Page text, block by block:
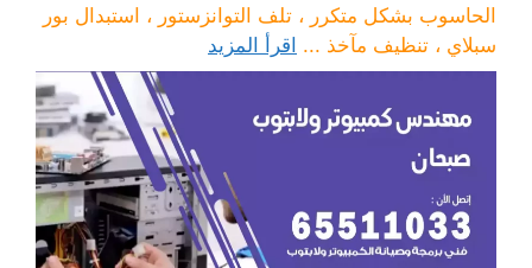
الحاسوب بشكل متكرر ، تلف التوانزستور ، استبدال بور
سبلاي ، تنظيف مآخذ ... اقرأ المزيد